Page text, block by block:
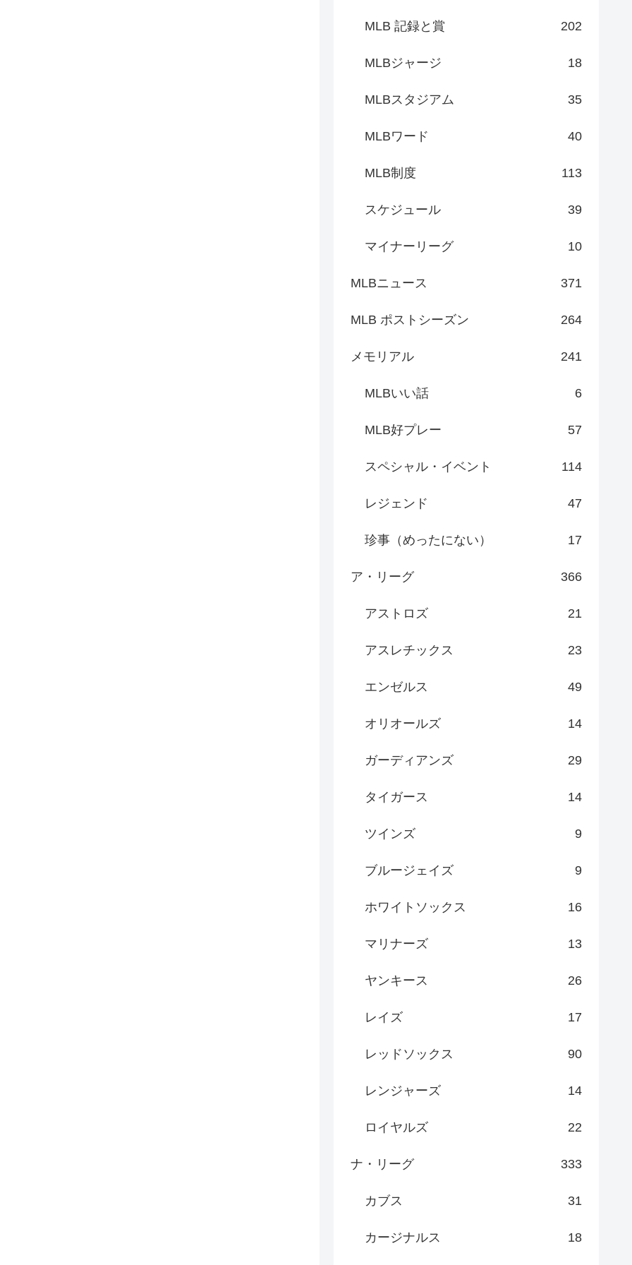
MLB 記録と賞 202
MLBジャージ 18
MLBスタジアム 35
MLBワード 40
MLB制度 113
スケジュール 39
マイナーリーグ 10
MLBニュース 371
MLB ポストシーズン 264
メモリアル 241
MLBいい話 6
MLB好プレー 57
スペシャル・イベント 114
レジェンド 47
珍事（めったにない） 17
ア・リーグ 366
アストロズ 21
アスレチックス 23
エンゼルス 49
オリオールズ 14
ガーディアンズ 29
タイガース 14
ツインズ 9
ブルージェイズ 9
ホワイトソックス 16
マリナーズ 13
ヤンキース 26
レイズ 17
レッドソックス 90
レンジャーズ 14
ロイヤルズ 22
ナ・リーグ 333
カブス 31
カージナルス 18